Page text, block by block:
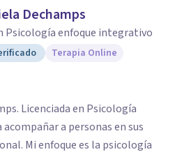
Dechamps
Psicología enfoque integrativo
Terapia Online
Licenciada en Psicología
acompañar a personas en sus
Mi enfoque es la psicología